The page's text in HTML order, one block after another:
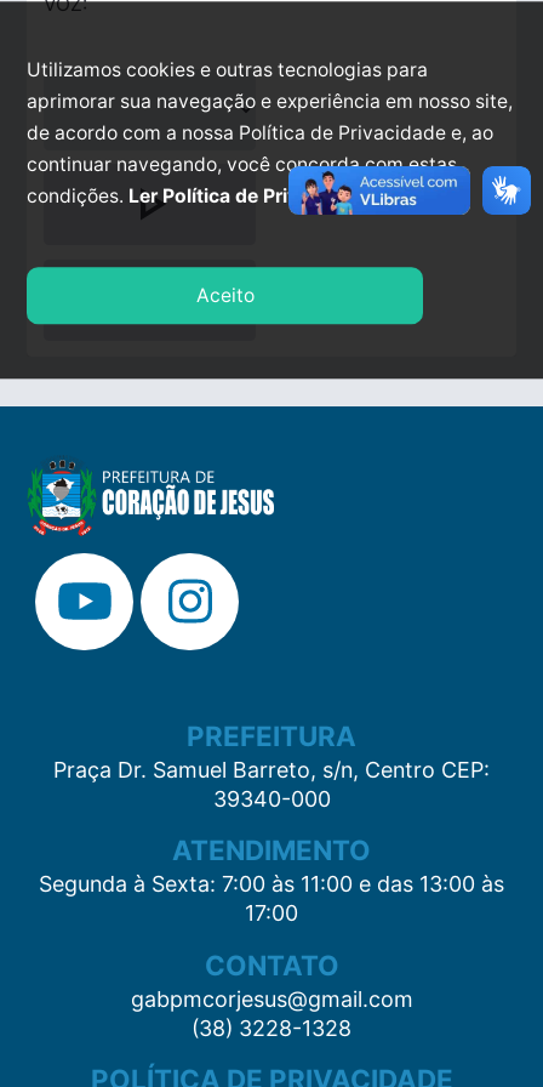
play_arrow
PREFEITURA
Praça Dr. Samuel Barreto, s/n, Centro CEP:
39340-000
ATENDIMENTO
Segunda à Sexta: 7:00 às 11:00 e das 13:00 às
17:00
CONTATO
gabpmcorjesus@gmail.com
(38) 3228-1328
POLÍTICA DE PRIVACIDADE
Utilizamos cookies e outras tecnologias para
aprimorar sua navegação e experiência em nosso site,
de acordo com a nossa Política de Privacidade e, ao
continuar navegando, você concorda com estas
condições. Ler Política de Privacidade.
Aceito